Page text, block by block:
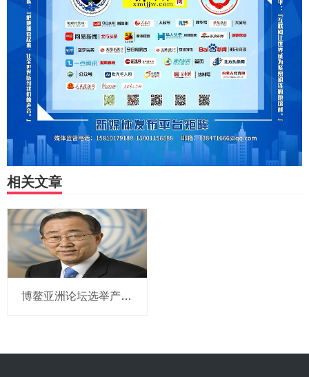
相关文章
博鳌亚洲论坛选举产生新一届理事会 潘基文当选理事长